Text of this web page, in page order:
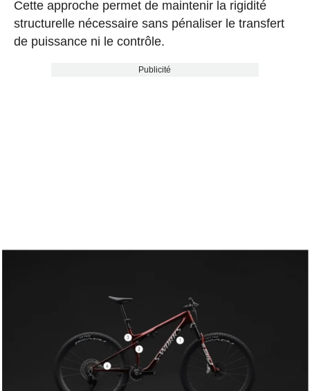
Cette approche permet de maintenir la rigidité
structurelle nécessaire sans pénaliser le transfert
de puissance ni le contrôle.
Publicité